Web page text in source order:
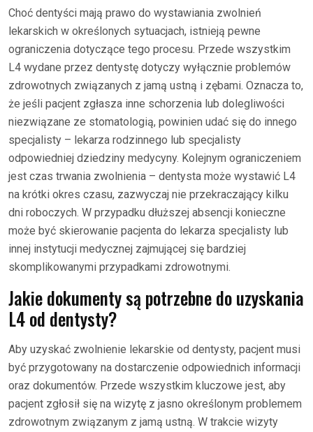
Choć dentyści mają prawo do wystawiania zwolnień
lekarskich w określonych sytuacjach, istnieją pewne
ograniczenia dotyczące tego procesu. Przede wszystkim
L4 wydane przez dentystę dotyczy wyłącznie problemów
zdrowotnych związanych z jamą ustną i zębami. Oznacza to,
że jeśli pacjent zgłasza inne schorzenia lub dolegliwości
niezwiązane ze stomatologią, powinien udać się do innego
specjalisty – lekarza rodzinnego lub specjalisty
odpowiedniej dziedziny medycyny. Kolejnym ograniczeniem
jest czas trwania zwolnienia – dentysta może wystawić L4
na krótki okres czasu, zazwyczaj nie przekraczający kilku
dni roboczych. W przypadku dłuższej absencji konieczne
może być skierowanie pacjenta do lekarza specjalisty lub
innej instytucji medycznej zajmującej się bardziej
skomplikowanymi przypadkami zdrowotnymi.
Jakie dokumenty są potrzebne do uzyskania
L4 od dentysty?
Aby uzyskać zwolnienie lekarskie od dentysty, pacjent musi
być przygotowany na dostarczenie odpowiednich informacji
oraz dokumentów. Przede wszystkim kluczowe jest, aby
pacjent zgłosił się na wizytę z jasno określonym problemem
zdrowotnym związanym z jamą ustną. W trakcie wizyty